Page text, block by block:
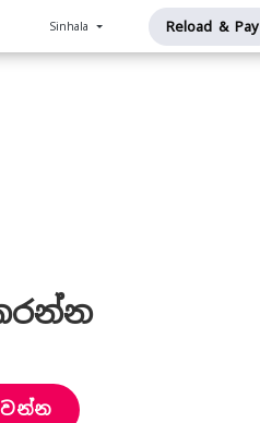
Sinhala Reload & Pay
වන්න